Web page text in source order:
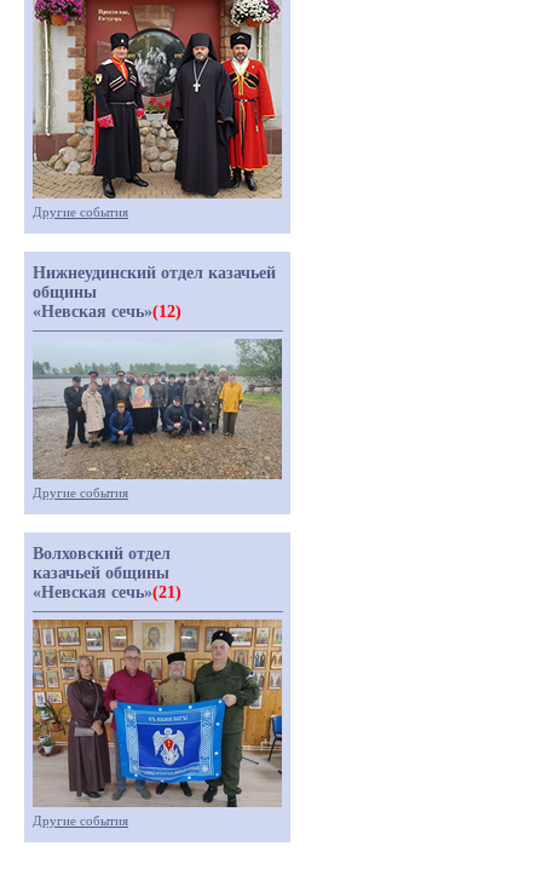
Другие события
Нижнеудинский отдел казачьей
общины
«Невская сечь»(12)
Другие события
Волховский отдел
казачьей общины
«Невская сечь»(21)
Другие события